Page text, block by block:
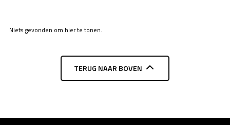
Niets gevonden om hier te tonen.
TERUG NAAR BOVEN